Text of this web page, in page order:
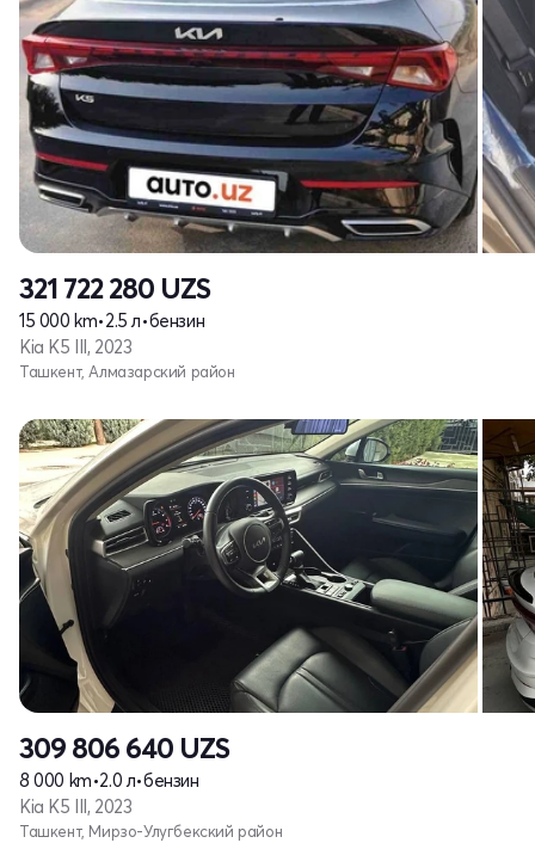
321 722 280 UZS
15 000 km•2.5 л•бензин
Kia K5 III, 2023
Ташкент, Алмазарский район
309 806 640 UZS
8 000 km•2.0 л•бензин
Kia K5 III, 2023
Ташкент, Мирзо-Улугбекский район